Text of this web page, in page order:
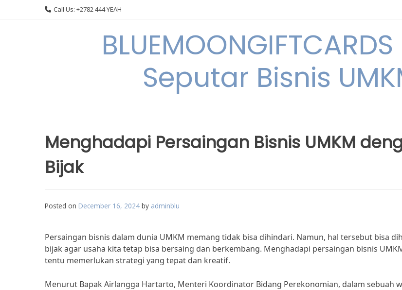
Call Us: +2782 444 YEAH
Seputar Bisnis
Menghadapi Persaingan Bisnis UMKM
Bijak
Posted on December 16, 2024 by adminblu
Persaingan bisnis dalam dunia UMKM memang tidak bisa dihindari. Namun, hal tersebut bisa
bijak agar usaha kita tetap bisa bersaing dan berkembang. Menghadapi persaingan bisnis
tentu memerlukan strategi yang tepat dan kreatif.
Menurut Bapak Airlangga Hartarto, Menteri Koordinator Bidang Perekonomian, dalam sebuah